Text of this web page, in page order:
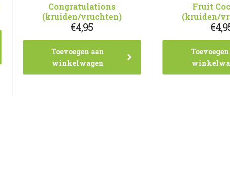
Congratulations
(kruiden/vruchten)
€4,95
Toevoegen aan
winkelwagen
Fruit
(kruiden/
€